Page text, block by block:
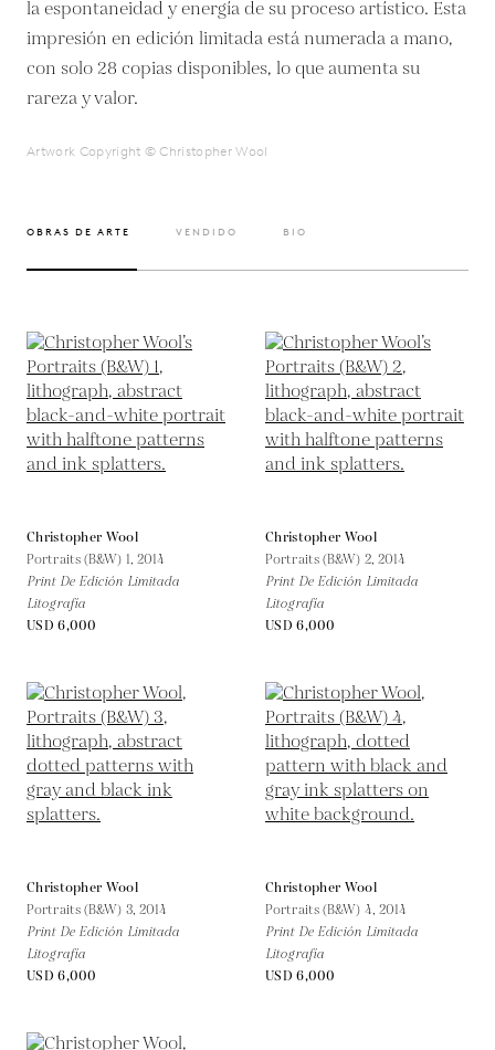
la espontaneidad y energía de su proceso artístico. Esta
impresión en edición limitada está numerada a mano,
con solo 28 copias disponibles, lo que aumenta su
Artwork Copyright © Christopher Wool
OBRAS DE ARTE VENDIDO BIO
Christopher Wool
Portraits (B&W) 1, 2014
Print De Edición Limitada
Litografía
USD 6,000
Christopher Wool
Portraits (B&W) 2, 2014
Print De Edición Limitada
Litografía
USD 6,000
Christopher Wool
Portraits (B&W) 3, 2014
Print De Edición Limitada
Litografía
USD 6,000
Christopher Wool
Portraits (B&W) 4, 2014
Print De Edición Limitada
Litografía
USD 6,000